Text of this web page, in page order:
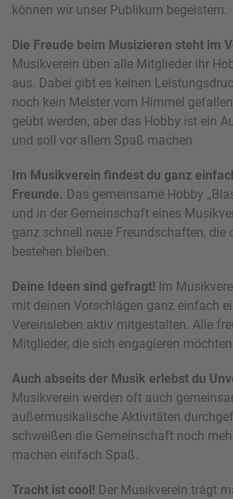
können wir unser Publikum begeistern.
Die Freude beim Musizieren steht im
Musikverein üben alle Mitglieder ihr
aus. Dabei gibt es keinen
noch kein Meister vom Himmel
geübt werden, aber das Hobby ist ein
und soll vor allem Spaß machen.
Im Musikverein findest du ganz
Freunde. Das gemeinsame Hobby
und in der Gemeinschaft eines
ganz schnell neue Freundschaften, die
bestehen bleiben.
Deine Ideen sind gefragt! Im
mit deinen Vorschlägen ganz einfach
Vereinsleben aktiv mitgestalten. Alle
Mitglieder, die sich engagieren
Auch abseits der Musik erlebst du
Musikverein werden oft auch
außermusikalische Aktivitäten
schweißen die Gemeinschaft noch
machen einfach Spaß.
Tracht ist cool! Der Musikverein trägt